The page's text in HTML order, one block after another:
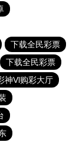
下载全民彩票
下载全民彩票
神Vl购彩大厅